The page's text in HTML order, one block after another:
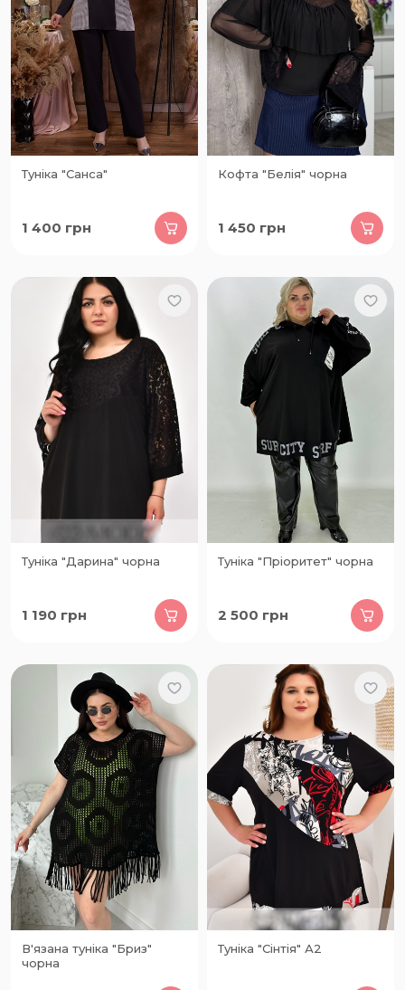
Туніка "Санса"
1 400 грн
Кофта "Белія" чорна
1 450 грн
Туніка "Дарина" чорна
1 190 грн
Туніка "Пріоритет" чорна
2 500 грн
В'язана туніка "Бриз"
чорна
Туніка "Сінтія" А2